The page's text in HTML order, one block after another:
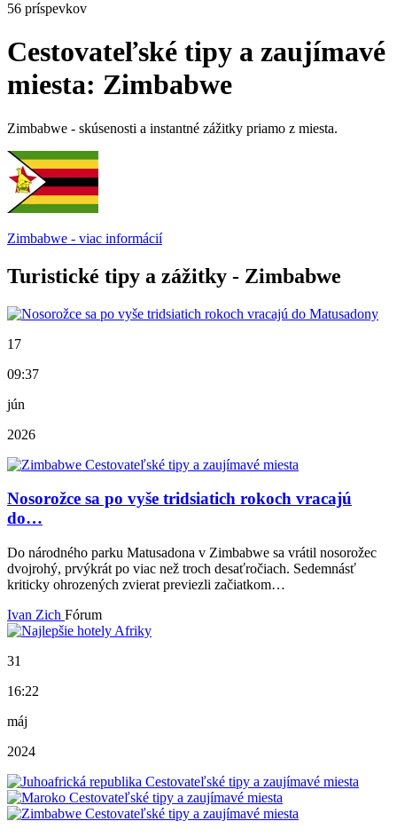
56 príspevkov
Cestovateľské tipy a zaujímavé
miesta: Zimbabwe
Zimbabwe - skúsenosti a instantné zážitky priamo z miesta.
Zimbabwe - viac informácií
Turistické tipy a zážitky - Zimbabwe
17
09:37
jún
2026
Nosorožce sa po vyše tridsiatich rokoch vracajú
do…
Do národného parku Matusadona v Zimbabwe sa vrátil nosorožec
dvojrohý, prvýkrát po viac než troch desaťročiach. Sedemnásť
kriticky ohrozených zvierat previezli začiatkom…
Ivan Zich Fórum
31
16:22
máj
2024